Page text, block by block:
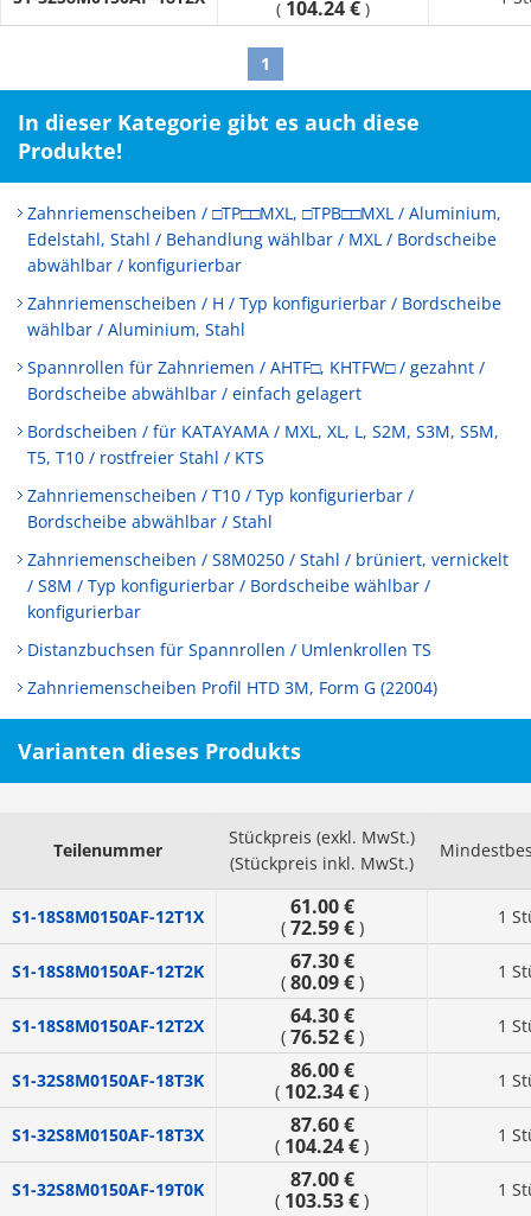
( 104.24 € )
1
In dieser Kategorie gibt es auch diese
Produkte!
Zahnriemenscheiben / □TP□□MXL, □TPB□□MXL / Aluminium,
Edelstahl, Stahl / Behandlung wählbar / MXL / Bordscheibe
abwählbar / konfigurierbar
Zahnriemenscheiben / H / Typ konfigurierbar / Bordscheibe
wählbar / Aluminium, Stahl
Spannrollen für Zahnriemen / AHTF□, KHTFW□ / gezahnt /
Bordscheibe abwählbar / einfach gelagert
Bordscheiben / für KATAYAMA / MXL, XL, L, S2M, S3M, S5M,
T5, T10 / rostfreier Stahl / KTS
Zahnriemenscheiben / T10 / Typ konfigurierbar /
Bordscheibe abwählbar / Stahl
Zahnriemenscheiben / S8M0250 / Stahl / brüniert, vernickelt
/ S8M / Typ konfigurierbar / Bordscheibe wählbar /
konfigurierbar
Distanzbuchsen für Spannrollen / Umlenkrollen TS
Zahnriemenscheiben Profil HTD 3M, Form G (22004)
Varianten dieses Produkts
Teilenummer
Stückpreis (exkl. MwSt.)
(Stückpreis inkl. MwSt.)
S1-18S8M0150AF-12T1X 61.00 €
( 72.59 €) 1
S1-18S8M0150AF-12T2K 67.30 €
( 80.09 €) 1
S1-18S8M0150AF-12T2X 64.30 €
( 76.52 €) 1
S1-32S8M0150AF-18T3K 86.00 €
( 102.34 € ) 1
S1-32S8M0150AF-18T3X 87.60 €
( 104.24 € ) 1
S1-32S8M0150AF-19T0K 87.00 €
( 103.53 € ) 1